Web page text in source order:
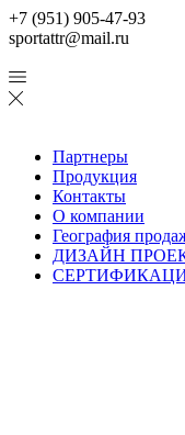
+7 (951) 905-47-93
sportattr@mail.ru
Партнеры
Продукция
Контакты
О компании
География
ДИЗАЙН